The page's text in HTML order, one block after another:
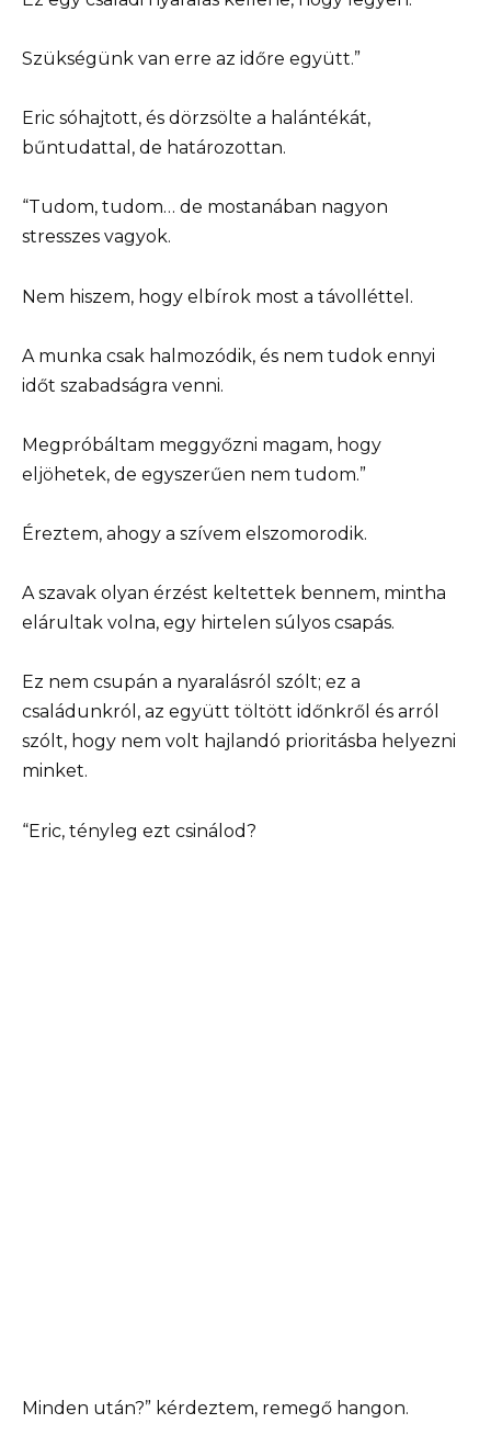
Szükségünk van erre az időre együtt.”
Eric sóhajtott, és dörzsölte a halántékát,
bűntudattal, de határozottan.
“Tudom, tudom… de mostanában nagyon
stresszes vagyok.
Nem hiszem, hogy elbírok most a távolléttel.
A munka csak halmozódik, és nem tudok ennyi
időt szabadságra venni.
Megpróbáltam meggyőzni magam, hogy
eljöhetek, de egyszerűen nem tudom.”
Éreztem, ahogy a szívem elszomorodik.
A szavak olyan érzést keltettek bennem, mintha
elárultak volna, egy hirtelen súlyos csapás.
Ez nem csupán a nyaralásról szólt; ez a
családunkról, az együtt töltött időnkről és arról
szólt, hogy nem volt hajlandó prioritásba helyezni
minket.
“Eric, tényleg ezt csinálod?
Minden után?” kérdeztem, remegő hangon.